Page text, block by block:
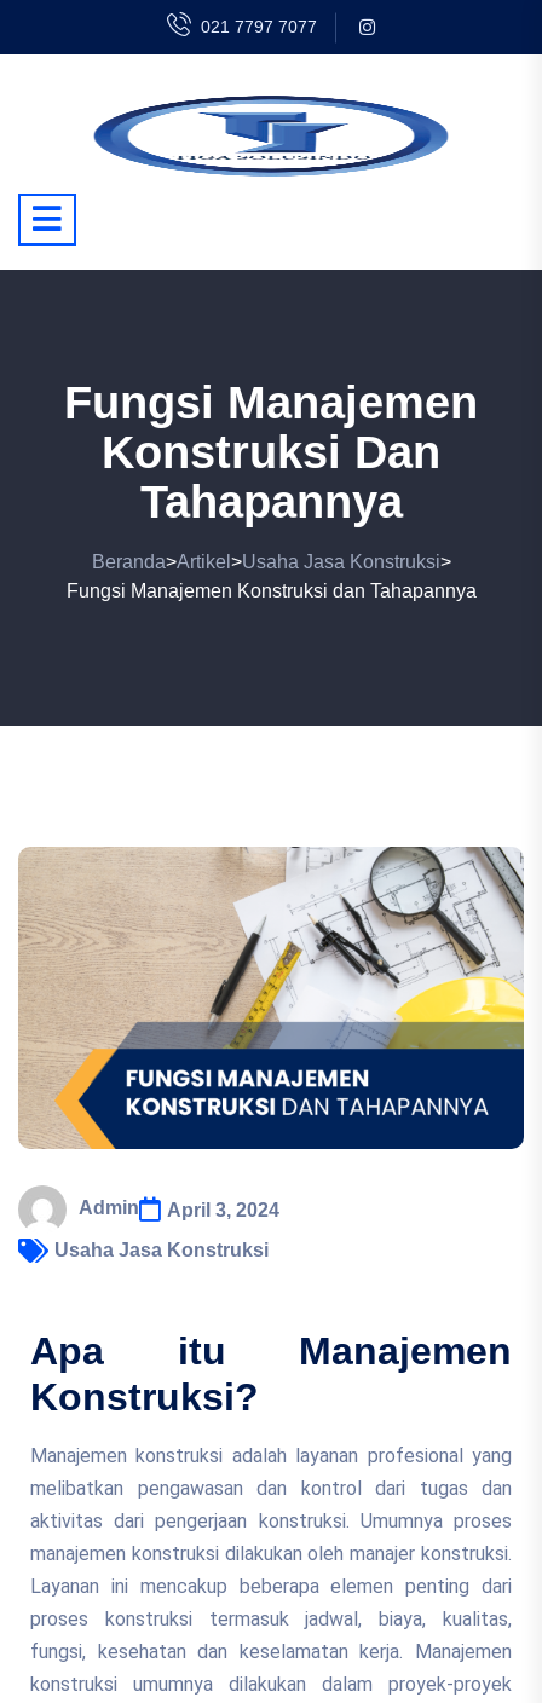
021 7797 7077
Fungsi Manajemen
Konstruksi Dan
Tahapannya
Beranda>Artikel >Usaha Jasa Konstruksi>
Fungsi Manajemen Konstruksi dan Tahapannya
Admin
April 3, 2024
Usaha Jasa Konstruksi
Apa itu Manajemen
Konstruksi?
Manajemen konstruksi adalah layanan profesional yang
melibatkan pengawasan dan kontrol dari tugas dan
aktivitas dari pengerjaan konstruksi. Umumnya proses
manajemen konstruksi dilakukan oleh manajer konstruksi.
Layanan ini mencakup beberapa elemen penting dari
proses konstruksi termasuk jadwal, biaya, kualitas,
fungsi, kesehatan dan keselamatan kerja. Manajemen
konstruksi umumnya dilakukan dalam proyek-proyek